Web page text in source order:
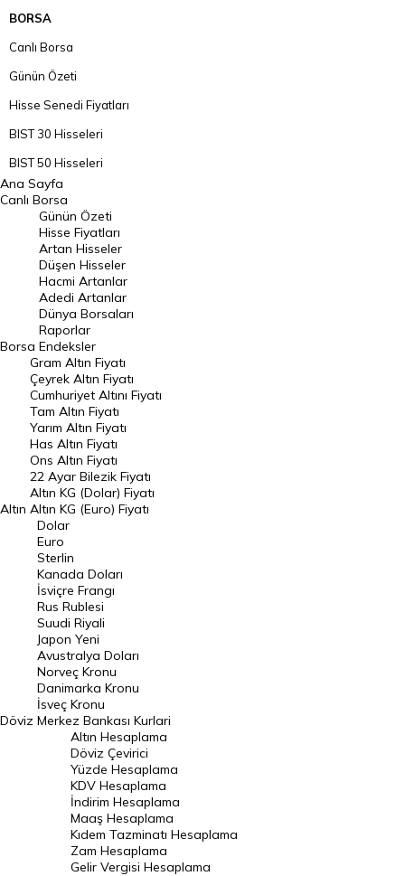
BORSA
Canlı Borsa
Günün Özeti
Hisse Senedi Fiyatları
BIST 30 Hisseleri
BIST 50 Hisseleri
BIST 100 Hisseleri
En Çok Artan Hisseler
En Çok Düşen Hisseler
Hacmi Artanlar
Geçmiş Kapanışlar
Dünya Borsaları
Raporlar
Endeksler
DÖVİZ
Döviz Kuru
Dolar Kuru
Euro Kuru
Pound Kuru
Frank Kuru
Riyal Kuru
Avustralya Doları
Danimarka Kronu Kuru
Kanada Doları Kuru
Norveç Kronu Kuru
İsveç Kronu Kuru
Japon Yeni Kuru
Serbest Piyasa Döviz Kurları
Merkez Bankası Döviz Kurları
Ana Sayfa
Canlı Borsa
Borsa
Günün Özeti
Hisse Fiyatları
Artan Hisseler
Düşen Hisseler
Hacmi Artanlar
Adedi Artanlar
Dünya Borsaları
Raporlar
Endeksler
Altın
Gram Altın Fiyatı
Çeyrek Altın Fiyatı
Cumhuriyet Altını Fiyatı
Tam Altın Fiyatı
Yarım Altın Fiyatı
Has Altın Fiyatı
Ons Altın Fiyatı
22 Ayar Bilezik Fiyatı
Altın KG (Dolar) Fiyatı
Altın KG (Euro) Fiyatı
Döviz
Dolar
Euro
Sterlin
Kanada Doları
İsviçre Frangı
Rus Rublesi
Suudi Riyali
Japon Yeni
Avustralya Doları
Norveç Kronu
Danimarka Kronu
İsveç Kronu
Merkez Bankası Kurlari
Altın Hesaplama
Döviz Çevirici
Yüzde Hesaplama
KDV Hesaplama
İndirim Hesaplama
Maaş Hesaplama
Kıdem Tazminatı Hesaplama
Zam Hesaplama
Gelir Vergisi Hesaplama